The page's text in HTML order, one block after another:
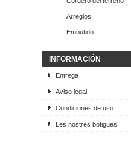
Arreglos
Embutido
INFORMACIÓN
Entrega
Aviso legal
Condiciones de uso
Les nostres botigues